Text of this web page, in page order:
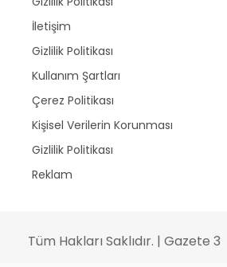
İletişim
Gizlilik Politikası
Kullanım Şartları
Çerez Politikası
Kişisel Verilerin Korunması
Gizlilik Politikası
Reklam
Tüm Hakları Saklıdır. | Gazete 3